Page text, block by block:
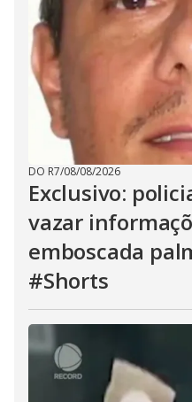
DO R7/08/08/2026
Exclusivo:
vazar
emboscada
#Shorts